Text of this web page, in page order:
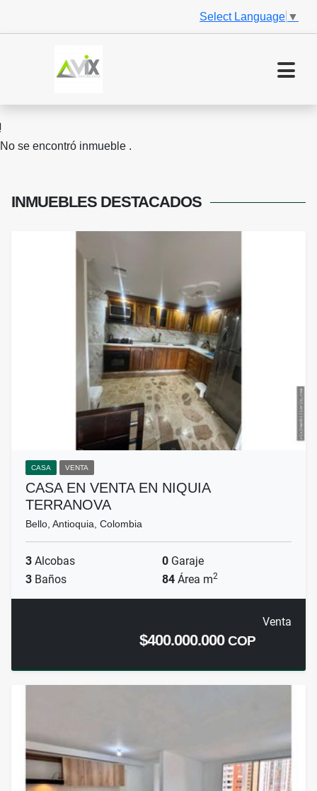
Select Language ▼
No se encontró inmueble .
INMUEBLES DESTACADOS
CASA VENTA
CASA EN VENTA EN NIQUIA
TERRANOVA
Bello, Antioquia, Colombia
3 Alcobas 0 Garaje
3 Baños 84 Área m2
Venta
$400.000.000COP